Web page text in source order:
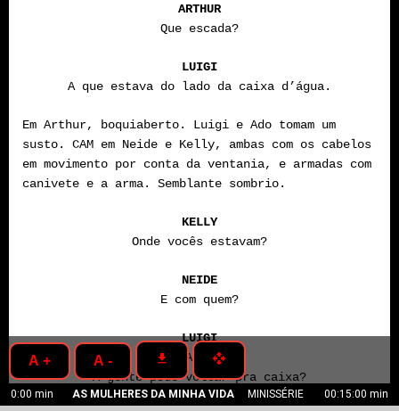
0:00 min AS MULHERES DA MINHA VIDA MINISSÉRIE 00:15:00 min
A + A - get_app open_with
ARTHUR
Que escada?
LUIGI
A que estava do lado da caixa d’água.
Em Arthur, boquiaberto. Luigi e Ado tomam um
susto. CAM em Neide e Kelly, ambas com os cabelos
em movimento por conta da ventania, e armadas com
canivete e a arma. Semblante sombrio.
KELLY
Onde vocês estavam?
NEIDE
E com quem?
LUIGI
(À Arthur)
A gente pode voltar pra caixa?